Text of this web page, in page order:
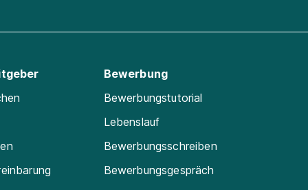
Bewerbung
Bewerbungstutorial
Lebenslauf
Bewerbungsschreiben
Bewerbungsgespräch